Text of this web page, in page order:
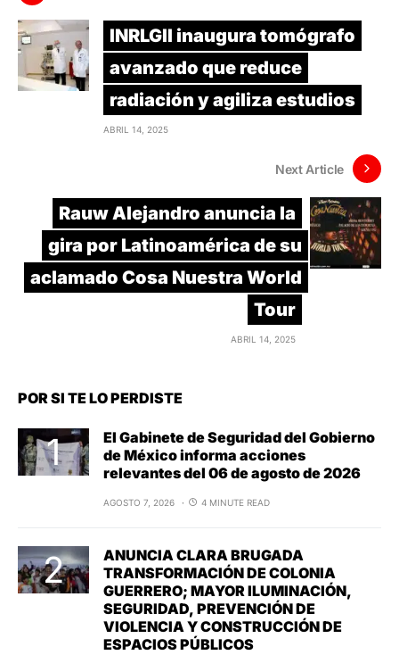
INRLGII inaugura tomógrafo
avanzado que reduce
radiación y agiliza estudios
ABRIL 14, 2025
Next Article
Rauw Alejandro anuncia la
gira por Latinoamérica de su
aclamado Cosa Nuestra World
Tour
ABRIL 14, 2025
POR SI TE LO PERDISTE
El Gabinete de Seguridad del Gobierno
de México informa acciones
relevantes del 06 de agosto de 2026
AGOSTO 7, 2026 4 MINUTE READ
ANUNCIA CLARA BRUGADA
TRANSFORMACIÓN DE COLONIA
GUERRERO; MAYOR ILUMINACIÓN,
SEGURIDAD, PREVENCIÓN DE
VIOLENCIA Y CONSTRUCCIÓN DE
ESPACIOS PÚBLICOS